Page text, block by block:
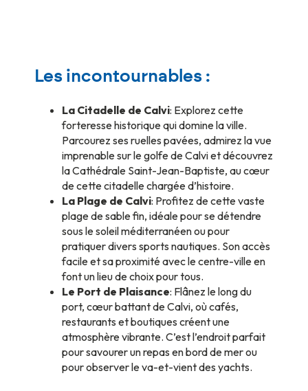
Les incontournables :
La Citadelle de Calvi: Explorez cette
forteresse historique qui domine la ville.
Parcourez ses ruelles pavées, admirez la vue
imprenable sur le golfe de Calvi et découvrez
la Cathédrale Saint-Jean-Baptiste, au cœur
de cette citadelle chargée d’histoire.
La Plage de Calvi: Profitez de cette vaste
plage de sable fin, idéale pour se détendre
sous le soleil méditerranéen ou pour
pratiquer divers sports nautiques. Son accès
facile et sa proximité avec le centre-ville en
font un lieu de choix pour tous.
Le Port de Plaisance: Flânez le long du
port, cœur battant de Calvi, où cafés,
restaurants et boutiques créent une
atmosphère vibrante. C’est l’endroit parfait
pour savourer un repas en bord de mer ou
pour observer le va-et-vient des yachts.